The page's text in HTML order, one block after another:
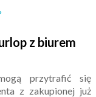
z biurem
przytrafić się
z zakupionej już